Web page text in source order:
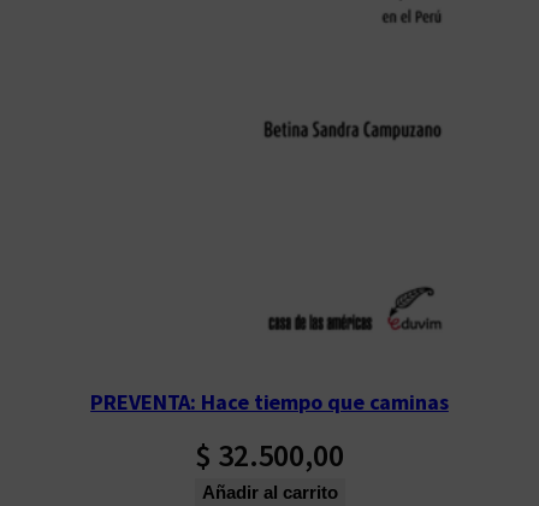
PREVENTA: Hace tiempo que caminas
$ 32.500,00
Añadir al carrito